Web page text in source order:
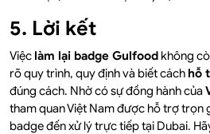
5. Lời kết
Việc làm lại badge Gulfood không
rõ quy trình, quy định và biết cách hỗ
đúng cách. Nhờ có sự đồng hành của
tham quan Việt Nam được hỗ trợ trọn
badge đến xử lý trực tiếp tại Dubai.